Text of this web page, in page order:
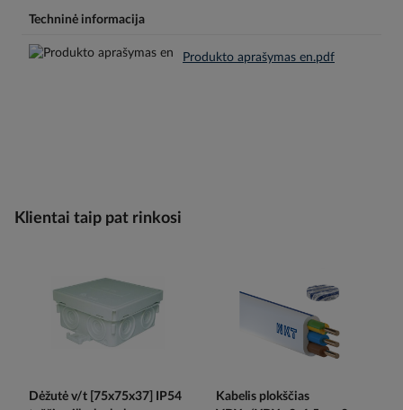
Techninė informacija
Produkto aprašymas en.pdf
Klientai taip pat rinkosi
Dėžutė v/t [75x75x37] IP54
Kabelis plokščias